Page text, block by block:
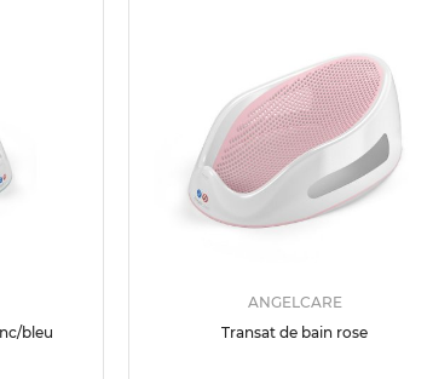
bleu
ANGELCARE
Transat de bain rose